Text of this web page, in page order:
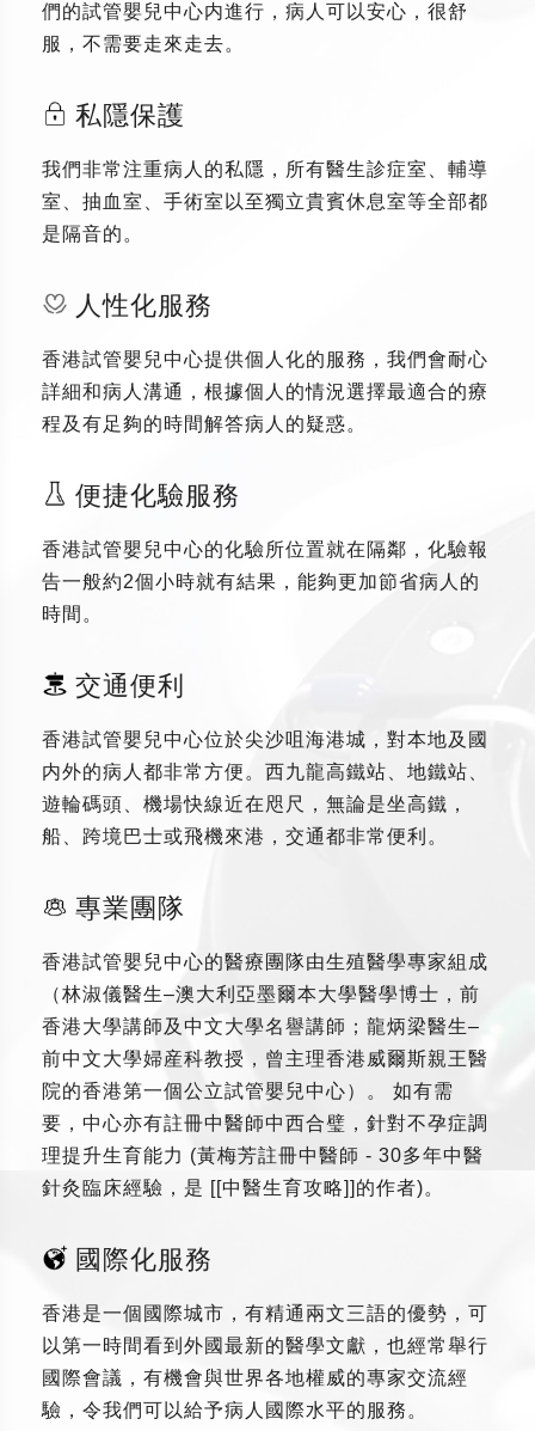
們的試管嬰兒中心内進行，病人可以安心，很舒
服，不需要走來走去。
私隱保護
我們非常注重病人的私隱，所有醫生診症室、輔導
室、抽血室、手術室以至獨立貴賓休息室等全部都
是隔音的。
人性化服務
香港試管嬰兒中心提供個人化的服務，我們會耐心
詳細和病人溝通，根據個人的情況選擇最適合的療
程及有足夠的時間解答病人的疑惑。
便捷化驗服務
香港試管嬰兒中心的化驗所位置就在隔鄰，化驗報
告一般約2個小時就有結果，能夠更加節省病人的
時間。
交通便利
香港試管嬰兒中心位於尖沙咀海港城，對本地及國
内外的病人都非常方便。西九龍高鐵站、地鐵站、
遊輪碼頭、機場快線近在咫尺，無論是坐高鐵，
船、跨境巴士或飛機來港，交通都非常便利。
專業團隊
香港試管嬰兒中心的醫療團隊由生殖醫學專家組成
（林淑儀醫生–澳大利亞墨爾本大學醫學博士，前
香港大學講師及中文大學名譽講師；龍炳梁醫生–
前中文大學婦産科教授，曾主理香港威爾斯親王醫
院的香港第一個公立試管嬰兒中心）。 如有需
要，中心亦有註冊中醫師中西合璧，針對不孕症調
理提升生育能力 (黃梅芳註冊中醫師 - 30多年中醫
針灸臨床經驗，是 [[中醫生育攻略]]的作者)。
國際化服務
香港是一個國際城市，有精通兩文三語的優勢，可
以第一時間看到外國最新的醫學文獻，也經常舉行
國際會議，有機會與世界各地權威的專家交流經
驗，令我們可以給予病人國際水平的服務。